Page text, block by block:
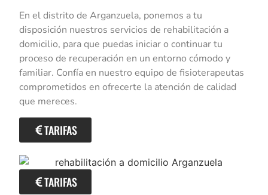
En el distrito de Arganzuela, ponemos a tu
disposición nuestros servicios de rehabilitación a
domicilio, para que puedas iniciar o continuar tu
proceso de recuperación en un entorno cómodo y
familiar. Confía en nuestro equipo de fisioterapeutas
comprometidos en ofrecerte la atención de calidad
que mereces.
TARIFAS
TARIFAS